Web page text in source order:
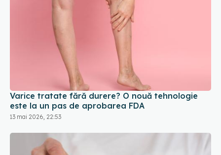
Varice tratate fără durere? O nouă tehnologie
este la un pas de aprobarea FDA